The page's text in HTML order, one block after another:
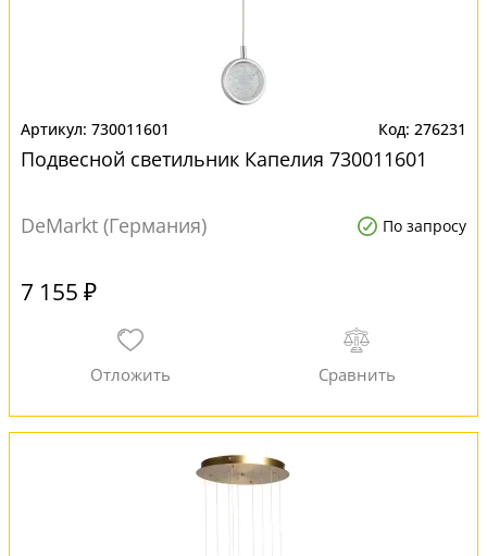
730011601 276231
Подвесной светильник Капелия 730011601
DeMarkt (Германия) По запросу
7 155 ₽